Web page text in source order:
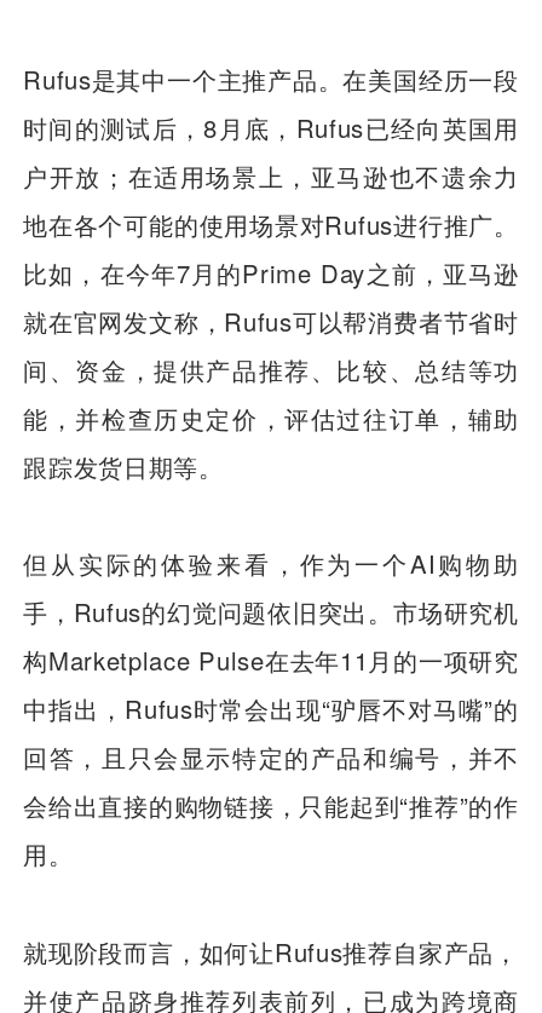
Rufus是其中一个主推产品。在美国经历一段
时间的测试后，8月底，Rufus已经向英国用
户开放；在适用场景上，亚马逊也不遗余力
地在各个可能的使用场景对Rufus进行推广。
比如，在今年7月的Prime Day之前，亚马逊
就在官网发文称，Rufus可以帮消费者节省时
间、资金，提供产品推荐、比较、总结等功
能，并检查历史定价，评估过往订单，辅助
跟踪发货日期等。
但从实际的体验来看，作为一个AI购物助
手，Rufus的幻觉问题依旧突出。市场研究机
构Marketplace Pulse在去年11月的一项研究
中指出，Rufus时常会出现“驴唇不对马嘴”的
回答，且只会显示特定的产品和编号，并不
会给出直接的购物链接，只能起到“推荐”的作
用。
就现阶段而言，如何让Rufus推荐自家产品，
并使产品跻身推荐列表前列，已成为跨境商